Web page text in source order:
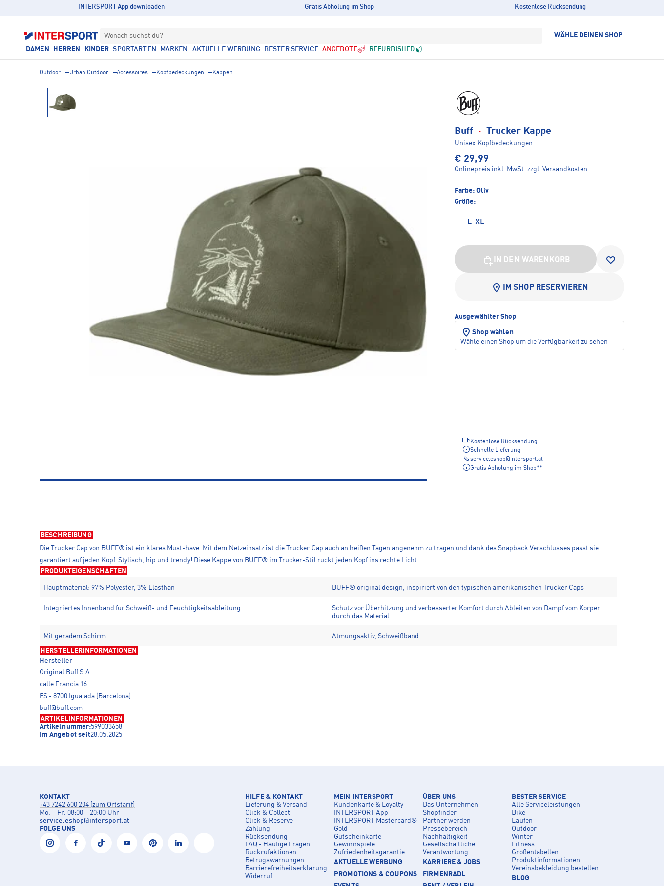
INTERSPORT App downloaden Gratis Abholung im Shop Kostenlose Rücksendung
Wonach suchst du? WÄHLE DEINEN SHOP
DAMEN HERREN KINDER SPORTARTEN MARKEN AKTUELLE WERBUNG BESTER SERVICE ANGEBOTE REFURBISHED
Outdoor Urban Outdoor Accessoires Kopfbedeckungen Kappen
Buff · Trucker Kappe
Unisex Kopfbedeckungen
€ 29,99
Onlinepreis inkl. MwSt. zzgl. Versandkosten
Farbe: Oliv
Größe:
L-XL
IN DEN WARENKORB
IM SHOP RESERVIEREN
Ausgewählter Shop
Shop wählen
Wähle einen Shop um die Verfügbarkeit zu sehen
Kostenlose Rücksendung
Schnelle Lieferung
service.eshop@intersport.at
Gratis Abholung im Shop**
BESCHREIBUNG
Die Trucker Cap von BUFF® ist ein klares Must-have. Mit dem Netzeinsatz ist die Trucker Cap auch an heißen Tagen angenehm zu tragen und dank des Snapback Verschlusses passt sie
garantiert auf jeden Kopf. Stylisch, hip und trendy! Diese Kappe von BUFF® im Trucker-Stil rückt jeden Kopf ins rechte Licht.
PRODUKTEIGENSCHAFTEN
Hauptmaterial: 97% Polyester, 3% Elasthan BUFF® original design, inspiriert von den typischen amerikanischen Trucker Caps
Integriertes Innenband für Schweiß- und Feuchtigkeitsableitung
Schutz vor Überhitzung und verbesserter Komfort durch Ableiten von Dampf vom Körper
durch das Material
Mit geradem Schirm Atmungsaktiv, Schweißband
HERSTELLERINFORMATIONEN
Hersteller
Original Buff S.A.
calle Francia 16
ES - 8700 Igualada (Barcelona)
buff@buff.com
ARTIKELINFORMATIONEN
Artikelnummer:599033658
Im Angebot seit28.05.2025
KONTAKT
+43 7242 600 204 (zum Ortstarif)
Mo. – Fr. 08:00 – 20:00 Uhr
service.eshop@intersport.at
FOLGE UNS
HILFE & KONTAKT
Lieferung & Versand
Click & Collect
Click & Reserve
Zahlung
Rücksendung
FAQ - Häufige Fragen
Rückrufaktionen
Betrugswarnungen
Barrierefreiheitserklärung
Widerruf
MEIN INTERSPORT
Kundenkarte & Loyalty
INTERSPORT App
INTERSPORT Mastercard®
Gold
Gutscheinkarte
Gewinnspiele
Zufriedenheitsgarantie
AKTUELLE WERBUNG
PROMOTIONS & COUPONS
ÜBER UNS
Das Unternehmen
Shopfinder
Partner werden
Pressebereich
Nachhaltigkeit
Gesellschaftliche
Verantwortung
KARRIERE & JOBS
FIRMENRADL
BESTER SERVICE
Alle Serviceleistungen
Bike
Laufen
Outdoor
Winter
Fitness
Größentabellen
Produktinformationen
Vereinsbekleidung bestellen
BLOG